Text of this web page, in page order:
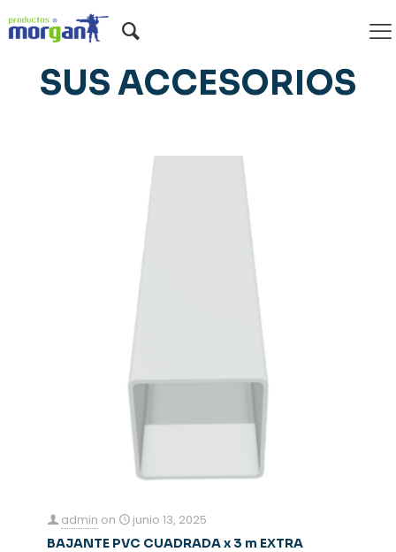
BAJANTES PVC Y
SUS ACCESORIOS
admin on junio 13, 2025
BAJANTE PVC CUADRADA x 3 m EXTRA